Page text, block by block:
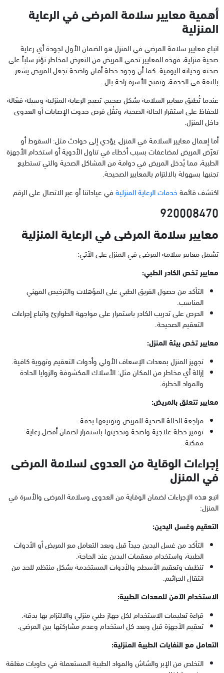
أهمية معايير سلامة المرضى في الرعاية
المنزلية
اتباع معايير سلامة المرضى في المنزل هو الضمان الأول لجودة أي رعاية
صحية منزلية، فهذه المعايير تحمي المريض من التعرض لمخاطر تؤثر سلباً على
صحته وحياته اليومية. كما أن وجود خطة أمان واضحة تجعل المريض يشعر
بالثقة في الخدمة، وتمنح الأسرة راحة بال.
عندما تُطبق معايير السلامة بشكل صحيح، تصبح الرعاية المنزلية وسيلة فعّالة
للحفاظ على استقرار الحالة الصحية، وتقُل فرص حدوث الإصابات أو العدوى
داخل المنزل.
أما إهمال معايير السلامة في المنزل، يؤدي إلى حوادث مثل: السقوط أو
تعرّض المريض لمضاعفات بسبب أخطاء في تناول الأدوية أو استخدام الأجهزة
الطبية، مما يُدخل المريض في دوامة من المشاكل الصحية والتي تستطيع
تجنبها بسهولة بالالتزام بالمعايير الصحيحة.
اكتشف قائمة خدمات الرعاية المنزلية في عياداتنا أو عبر الاتصال على الرقم
920008470
معايير سلامة المرضى في الرعاية المنزلية
تشمل معايير سلامة المرضى في المنزل على الآتي:
معايير تخص الكادر الطبي:
التأكد من حصول الفريق الطبي على المؤهلات والترخيص المهني
المناسب.
الحرص على تدريب الكادر باستمرار على مواجهة الطوارئ واتباع إجراءات
التعقيم الصحيحة.
معايير تخص بيئة المنزل:
تجهيز المنزل بمعدات الإسعاف الأولي وأدوات التعقيم وتهوية كافية.
إزالة أي مخاطر من المكان مثل: الأسلاك المكشوفة والزوايا الحادة
والمواد الخطرة.
معايير تتعلق بالمريض:
مراجعة الحالة الصحية للمريض وتوثيقها بدقة.
توفير خطة علاجية واضحة وتحديثها باستمرار لضمان أفضل رعاية
ممكنة.
إجراءات الوقاية من العدوى لسلامة المرضى
في المنزل
اتبع هذه الإجراءات لضمان الوقاية من العدوى وسلامة المرضى والأسرة في
المنزل:
التعقيم وغسل اليدين:
التأكد من غسل اليدين جيداً قبل وبعد التعامل مع المريض أو الأدوات
الطبية، واستخدام معقمات اليدين عند الحاجة.
تنظيف وتعقيم الأسطح والأدوات المستخدمة بشكل منتظم للحد من
انتقال الجراثيم.
الاستخدام الآمن للمعدات الطبية:
قراءة تعليمات الاستخدام لكل جهاز طبي منزلي والالتزام بها بدقة.
تعقيم الأجهزة قبل وبعد كل استخدام وعدم مشاركتها بين المرضى.
التعامل مع النفايات الطبية المنزلية:
التخلص من الإبر والشاش والمواد الطبية المستعملة في حاويات مغلقة